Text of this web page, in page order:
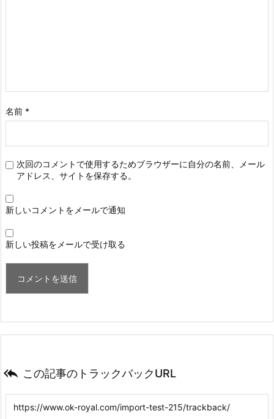
名前 *
次回のコメントで使用するためブラウザーに自分の名前、メール
アドレス、サイトを保存する。
新しいコメントをメールで通知
新しい投稿をメールで受け取る
 この記事のトラックバックURL